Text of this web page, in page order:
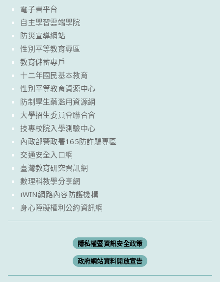
電子書平台
自主學習雲端學院
防災宣導網站
性別平等教育專區
教育儲蓄專戶
十二年國民基本教育
性別平等教育資源中心
防制學生藥濫用資源網
大學招生委員會聯合會
技專校院入學測驗中心
內政部警政署165防詐騙專區
交通安全入口網
臺灣教育研究資訊網
數理科教學分享網
iWIN網路內容防護機構
身心障礙權利公約資訊網
隱私權暨資訊安全政策
政府網站資料開放宣告